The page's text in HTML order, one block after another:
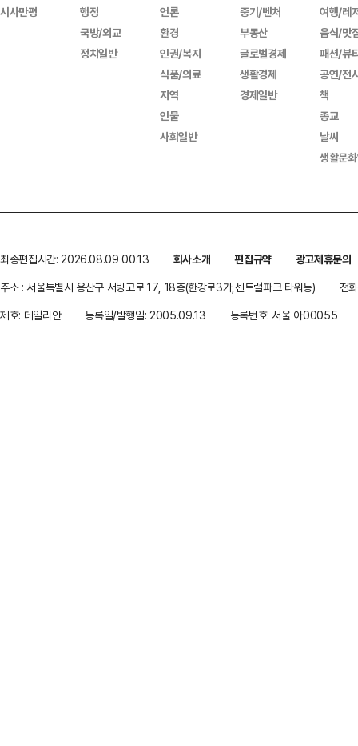
시사만평
행정
국방/외교
정치일반
언론
환경
인권/복지
식품/의료
지역
인물
사회일반
중기/벤처
부동산
글로벌경제
생활경제
경제일반
여행/레
음식/맛
패션/뷰
공연/전
책
종교
날씨
생활문
최종편집시간: 2026.08.09 00:13 회사소개 편집규약
광고제휴문의
주소 : 서울특별시 용산구 서빙고로 17, 18층(한강로3가,센트럴파크 타워동)
전
제호: 데일리안
등록일/발행일: 2005.09.13 등록번호: 서울 아00055